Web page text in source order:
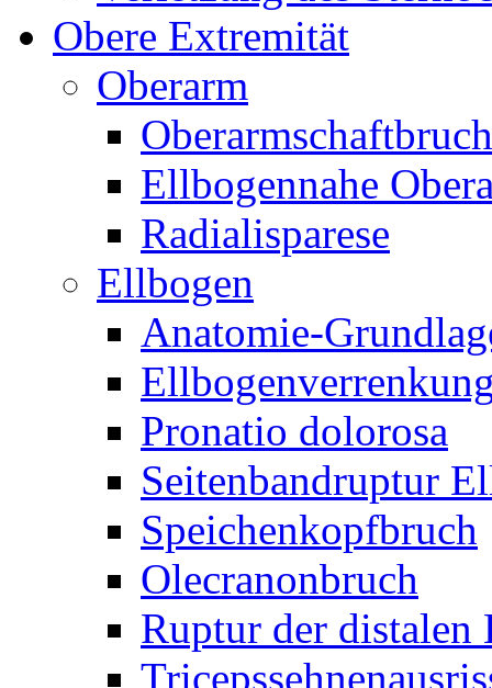
Obere Extremität
Oberarm
Oberarmschaftbruch
Ellbogennahe
Radialisparese
Ellbogen
Anatomie-
Pronatio dolorosa
Seitenbandruptur
Speichenkopfbruch
Olecranonbruch
Ruptur der distalen